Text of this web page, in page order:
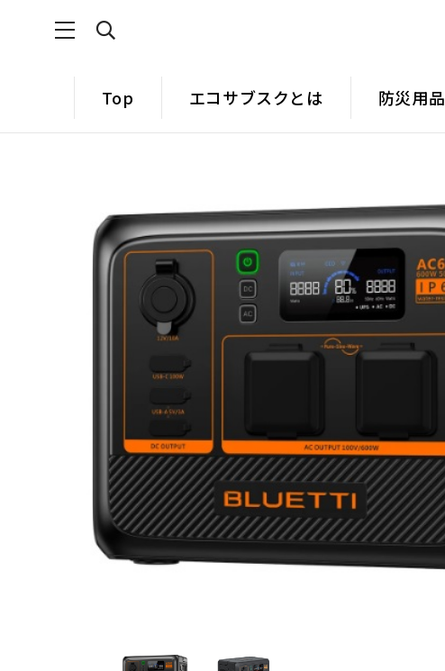
Top エコサブスクとは 防災用品